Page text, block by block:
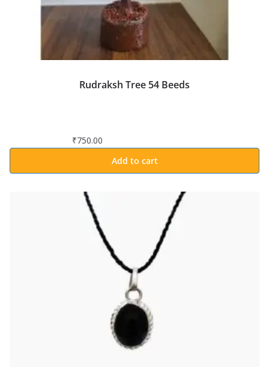
Rudraksh Tree 54 Beeds
₹750.00
Add to cart